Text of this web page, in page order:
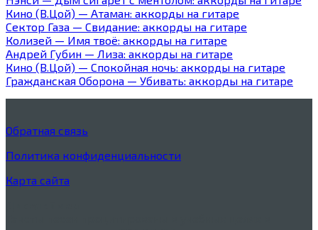
Кино (В.Цой) — Атаман: аккорды на гитаре
Сектор Газа — Свидание: аккорды на гитаре
Колизей — Имя твоё: аккорды на гитаре
Андрей Губин — Лиза: аккорды на гитаре
Кино (В.Цой) — Спокойная ночь: аккорды на гитаре
Гражданская Оборона — Убивать: аккорды на гитаре
Обратная связь
Политика конфиденциальности
Карта сайта